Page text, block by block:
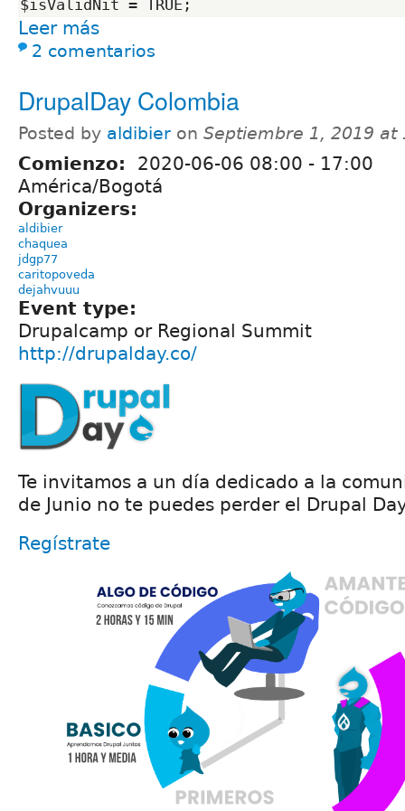
Leer más
2 comentarios
DrupalDay Colombia
Posted by aldibier on Septiembre 1, 2019 at
Comienzo: 2020-06-06 08:00 - 17:00
América/Bogotá
Organizers:
aldibier
chaquea
jdgp77
caritopoveda
dejahvuuu
Event type:
Drupalcamp or Regional Summit
http://drupalday.co/
Te invitamos a un día dedicado a la
de Junio no te puedes perder el Drupal
Regístrate